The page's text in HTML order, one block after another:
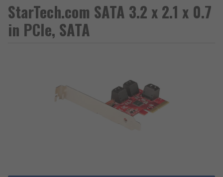
StarTech.com SATA 3.2 x 2.1 x 0.7
in PCIe, SATA